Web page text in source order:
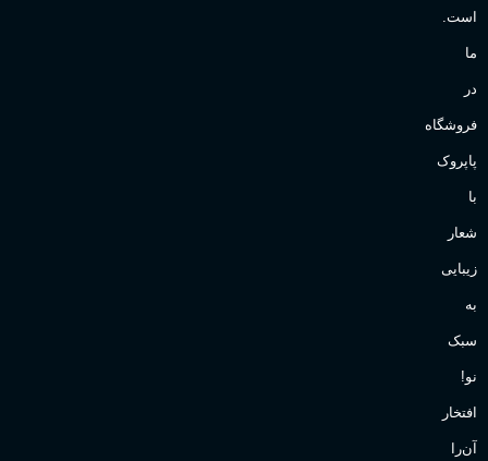
است.
ما
در
فروشگاه
پاپروک
با
شعار
زیبایی
به
سبک
نو!
افتخار
آن‌را